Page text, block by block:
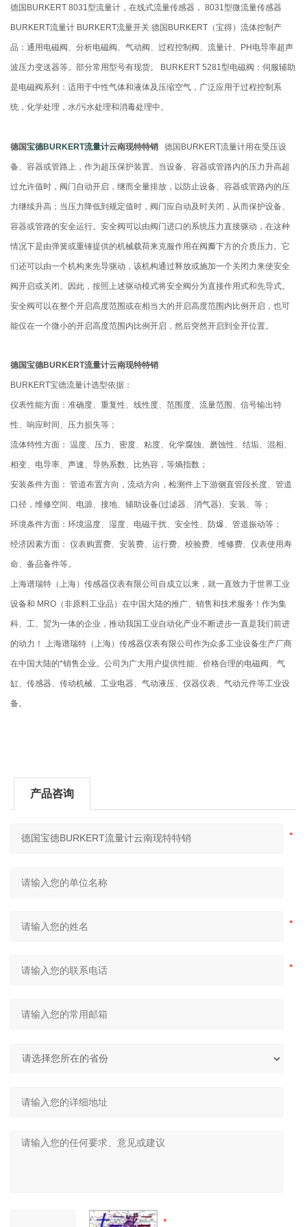
德国BURKERT 8031型流量计，在线式流量传感器， 8031型微流量传感器
BURKERT流量计 BURKERT流量开关 德国BURKERT（宝得）流体控制产
品：通用电磁阀、分析电磁阀、气动阀、过程控制阀、流量计、PH电导率超声
波压力变送器等。部分常用型号有现货。 BURKERT 5281型电磁阀：伺服辅助
是电磁阀系列：适用于中性气体和液体及压缩空气，广泛应用于过程控制系
统，化学处理，水/污水处理和消毒处理中。
德国宝德BURKERT流量计云南现特特销德国BURKERT流量计用在受压设
备、容器或管路上，作为超压保护装置。当设备、容器或管路内的压力升高超
过允许值时，阀门自动开启，继而全量排放，以防止设备、容器或管路内的压
力继续升高；当压力降低到规定值时，阀门应自动及时关闭，从而保护设备、
容器或管路的安全运行。安全阀可以由阀门进口的系统压力直接驱动，在这种
情况下是由弹簧或重锤提供的机械载荷来克服作用在阀瓣下方的介质压力。它
们还可以由一个机构来先导驱动，该机构通过释放或施加一个关闭力来使安全
阀开启或关闭。因此，按照上述驱动模式将安全阀分为直接作用式和先导式。
安全阀可以在整个开启高度范围或在相当大的开启高度范围内比例开启，也可
能仅在一个微小的开启高度范围内比例开启，然后突然开启到全开位置。
德国宝德BURKERT流量计云南现特特销
BURKERT宝德流量计选型依据：
仪表性能方面：准确度、重复性、线性度、范围度、流量范围、信号输出特
性、响应时间、压力损失等；
流体特性方面： 温度、压力、密度、粘度、化学腐蚀、磨蚀性、结垢、混相、
相变、电导率、声速、导热系数、比热容，等熵指数；
安装条件方面： 管道布置方向，流动方向，检测件上下游侧直管段长度、管道
口径，维修空间、电源、接地、辅助设备(过滤器、消气器)、安装、等；
环境条件方面：环境温度、湿度、电磁干扰、安全性、防爆、管道振动等；
经济因素方面： 仪表购置费、安装费、运行费、校验费、维修费、仪表使用寿
命、备品备件等。
上海谱瑞特（上海）传感器仪表有限公司自成立以来，就一直致力于世界工业
设备和 MRO（非原料工业品）在中国大陆的推广、销售和技术服务！作为集
科、工、贸为一体的企业，推动我国工业自动化产业不断进步一直是我们前进
的动力！ 上海谱瑞特（上海）传感器仪表有限公司作为众多工业设备生产厂商
在中国大陆的*销售企业。公司为广大用户提供性能、价格合理的电磁阀、气
缸、传感器、传动机械、工业电器、气动液压、仪器仪表、气动元件等工业设
备。
产品咨询